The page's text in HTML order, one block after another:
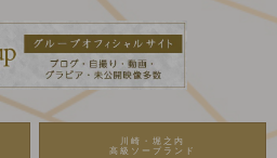
川崎・堀之内
高級ソープランド